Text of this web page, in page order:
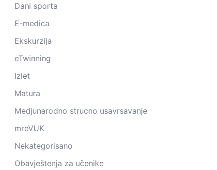
Dani sporta
E-medica
Ekskurzija
eTwinning
Izlet
Matura
Medjunarodno strucno usavrsavanje
mreVUK
Nekategorisano
Obavještenja za učenike